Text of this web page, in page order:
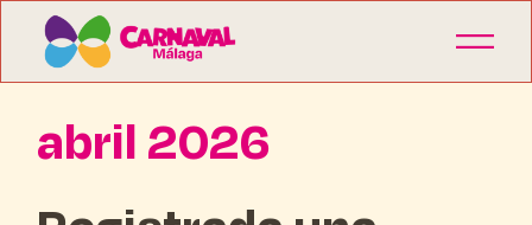
abril 2026